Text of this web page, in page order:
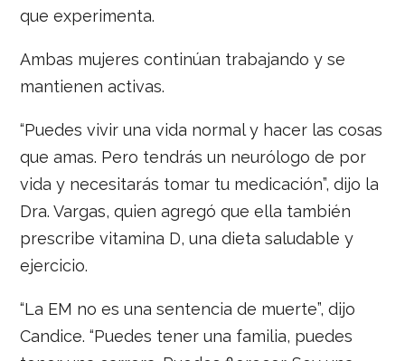
que experimenta.
Ambas mujeres continúan trabajando y se
mantienen activas.
“Puedes vivir una vida normal y hacer las cosas
que amas. Pero tendrás un neurólogo de por
vida y necesitarás tomar tu medicación”, dijo la
Dra. Vargas, quien agregó que ella también
prescribe vitamina D, una dieta saludable y
ejercicio.
“La EM no es una sentencia de muerte”, dijo
Candice. “Puedes tener una familia, puedes